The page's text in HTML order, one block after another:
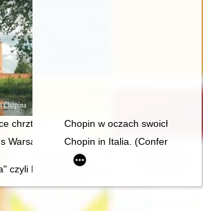
chrztu Fryderyka Chopina
Chopin w oczach swoich
Warsaw
Chopin in Italia. (Conferenze
czyli Fryderyk Chopin i powstańcy